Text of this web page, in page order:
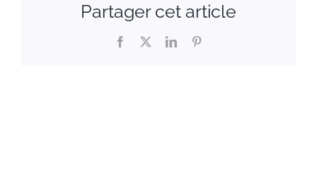
Partager cet article
Facebook LinkedIn